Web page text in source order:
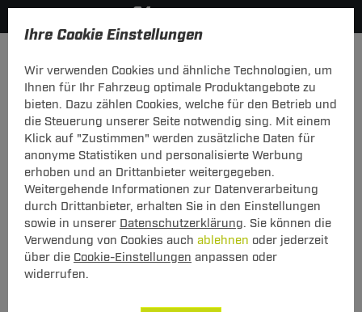
Ihre Cookie Einstellungen
Wir verwenden Cookies und ähnliche Technologien, um
Ihnen für Ihr Fahrzeug optimale Produktangebote zu
bieten. Dazu zählen Cookies, welche für den Betrieb und
die Steuerung unserer Seite notwendig sing. Mit einem
Klick auf "Zustimmen" werden zusätzliche Daten für
anonyme Statistiken und personalisierte Werbung
erhoben und an Drittanbieter weitergegeben.
Weitergehende Informationen zur Datenverarbeitung
durch Drittanbieter, erhalten Sie in den Einstellungen
sowie in unserer Datenschutzerklärung. Sie können die
Verwendung von Cookies auch ablehnen oder jederzeit
über die Cookie-Einstellungen anpassen oder
widerrufen.
Hier geht's zur Fahrzeugübersicht: Dodge Journey
G3 Dachträger Clop Dodge Journey
06.2008 - jetzt
mit offener Dachreling